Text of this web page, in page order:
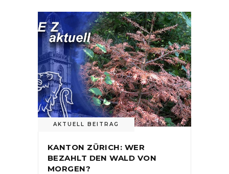
AKTUELL BEITRAG
KANTON ZÜRICH: WER
BEZAHLT DEN WALD VON
MORGEN?